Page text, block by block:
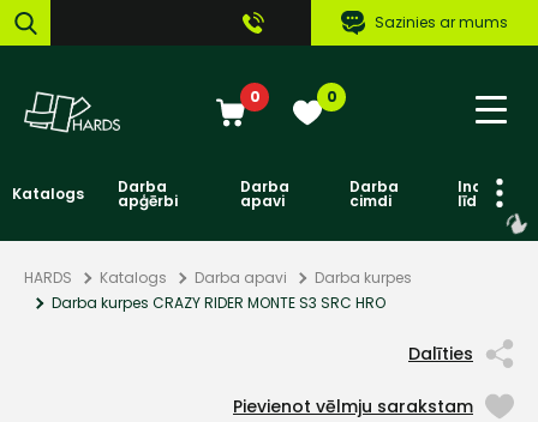
Sazinies ar mums
0 0
Katalogs Darba
apģērbi
Darba
apavi
Darba
cimdi līdzekļi
HARDS Katalogs Darba apavi
Darba kurpes
Darba kurpes CRAZY RIDER MONTE S3 SRC HRO
Dalīties
Pievienot vēlmju sarakstam